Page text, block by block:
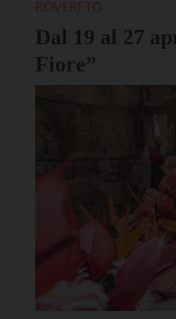
Dal 19 al 27
Fiore”